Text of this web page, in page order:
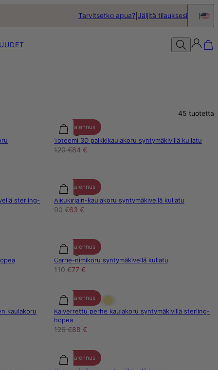
Tarvitsetko apua? Jäljitä tilauksesi
45 tuotetta
30% alennus
Toteemi 3D palkkikaulakoru syntymäkivillä kullatu
120 €84 €
sterling-
30% alennus
Alkukirjain-kaulakoru syntymäkivellä kullatu
90 €63 €
30% alennus
Carrie-nimikoru syntymäkivellä kullatu
110 €77 €
kaulakoru
30% alennus
Kaiverrettu perhe kaulakoru syntymäkivillä sterling-
hopea
126 €88 €
30% alennus